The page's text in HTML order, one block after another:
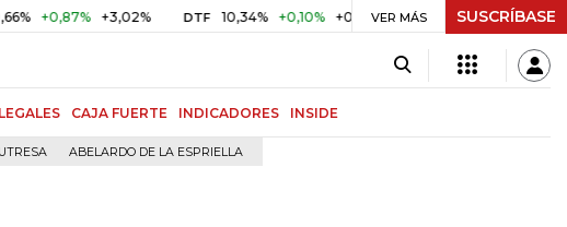
+3,02% DTF 10,34% +0,10% +0,98% UVR $ 416,96 +$ 0,05 +0,01%
VER MÁS SUSCRÍBASE
CAJA FUERTE INDICADORES INSIDE
ABELARDO DE LA ESPRIELLA